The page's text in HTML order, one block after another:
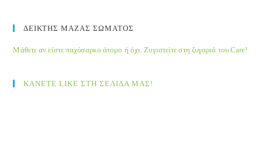
ΔΕΙΚΤΗΣ ΜΑΖΑΣ ΣΩΜΑΤΟΣ
Μάθετε αν είστε παχύσαρκο άτομο ή όχι. Ζυγιστείτε στη ζυγαριά του Care!
ΚΑΝΕΤΕ LIKE ΣΤΗ ΣΕΛΙΔΑ ΜΑΣ!